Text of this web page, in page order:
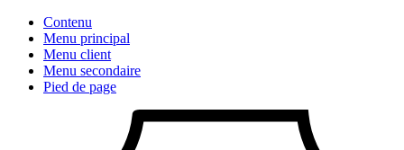
Contenu
Menu principal
Menu client
Menu secondaire
Pied de page